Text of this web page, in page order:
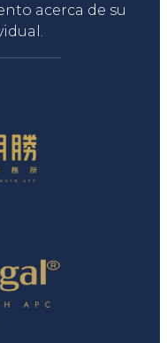
acerca de su